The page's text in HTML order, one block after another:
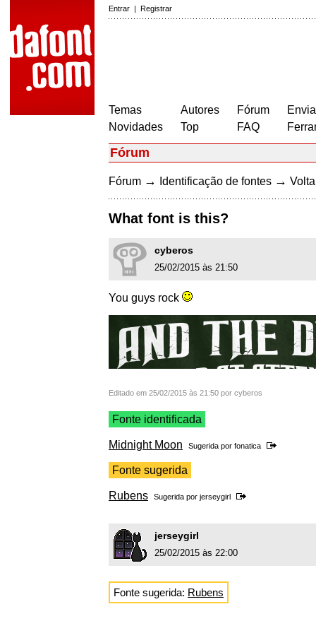
Entrar | Registrar
Temas
Novidades
Autores
Top
Fórum
FAQ
Fórum
Fórum → Identificação de fontes →
What font is this?
cyberos
25/02/2015 às 21:50
You guys rock
Editado em 25/02/2015 às 21:50 por cyberos
Fonte identificada
Midnight Moon Sugerida por fonatica
Fonte sugerida
Rubens Sugerida por jerseygirl
jerseygirl
25/02/2015 às 22:00
Fonte sugerida: Rubens